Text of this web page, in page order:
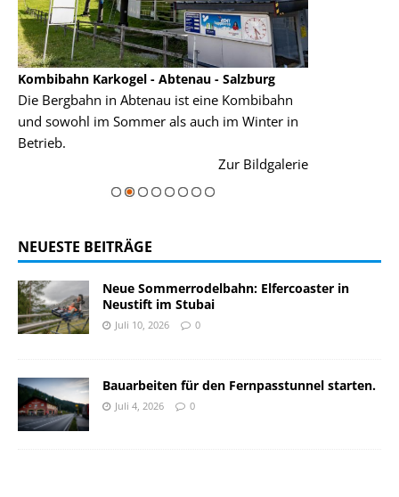
Kombibahn Karkogel - Abtenau - Salzburg
Die Bergbahn in Abtenau ist eine Kombibahn
und sowohl im Sommer als auch im Winter in
Betrieb.
Zur Bildgalerie
NEUESTE BEITRÄGE
Neue Sommerrodelbahn: Elfercoaster in
Neustift im Stubai
Juli 10, 2026 0
Bauarbeiten für den Fernpasstunnel starten.
Juli 4, 2026 0